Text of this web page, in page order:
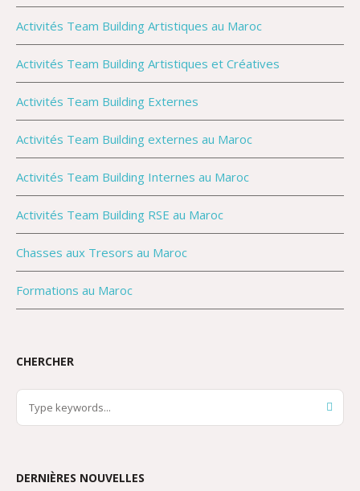
Activités Team Building Artistiques au Maroc
Activités Team Building Artistiques et Créatives
Activités Team Building Externes
Activités Team Building externes au Maroc
Activités Team Building Internes au Maroc
Activités Team Building RSE au Maroc
Chasses aux Tresors au Maroc
Formations au Maroc
CHERCHER
DERNIÈRES NOUVELLES